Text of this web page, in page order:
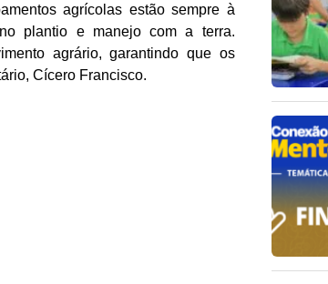
agrícolas estão sempre à
plantio e manejo com a terra.
agrário, garantindo que os
Cícero Francisco.